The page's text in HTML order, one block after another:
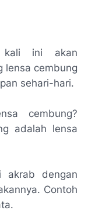
kali ini akan
lensa cembung
sehari-hari.
cembung?
adalah lensa
akrab dengan
Contoh